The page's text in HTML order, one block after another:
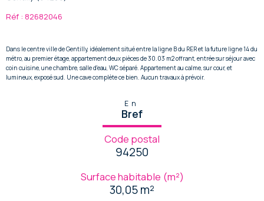
Réf : 82682046
Dans le centre ville de Gentilly, idéalement situé entre la ligne B du RER et la future ligne 14 du
métro, au premier étage, appartement deux pièces de 30.03 m2 offrant, entrée sur séjour avec
coin cuisine, une chambre, salle d'eau, WC séparé. Appartement au calme, sur cour, et
lumineux, exposé sud. Une cave complète ce bien. Aucun travaux à prévoir.
En
Bref
Code postal
94250
Surface habitable (m²)
30,05 m²